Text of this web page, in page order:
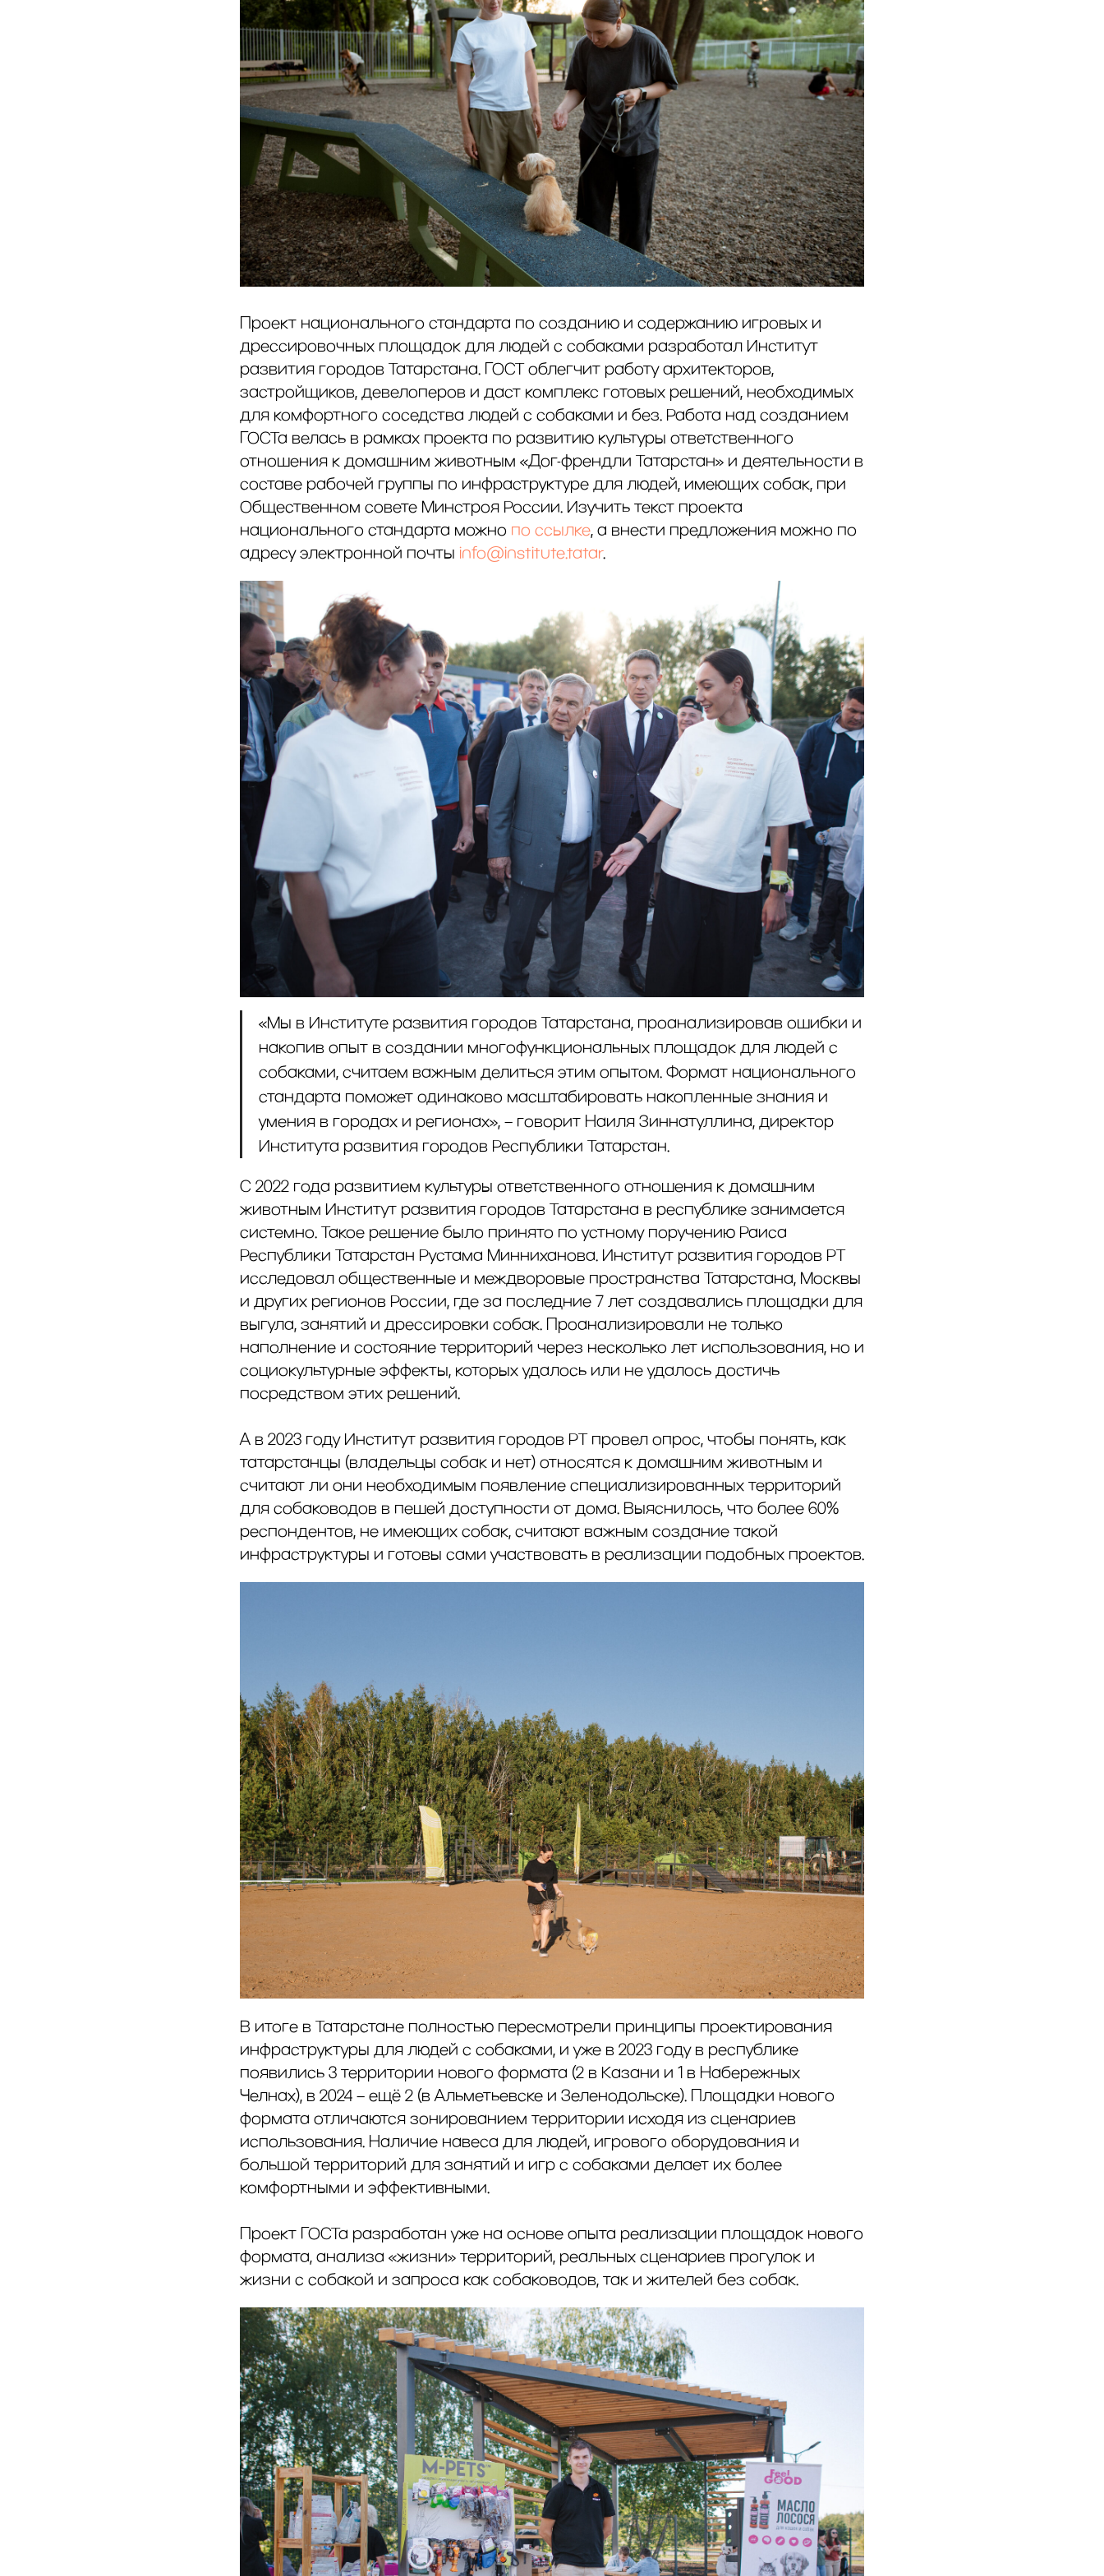
Проект национального стандарта по созданию и содержанию игровых и
дрессировочных площадок для людей с собаками разработал Институт
развития городов Татарстана. ГОСТ облегчит работу архитекторов,
застройщиков, девелоперов и даст комплекс готовых решений, необходимых
для комфортного соседства людей с собаками и без. Работа над созданием
ГОСТа велась в рамках проекта по развитию культуры ответственного
отношения к домашним животным «Дог-френдли Татарстан» и деятельности в
составе рабочей группы по инфраструктуре для людей, имеющих собак, при
Общественном совете Минстроя России. Изучить текст проекта
национального стандарта можно по ссылке, а внести предложения можно по
адресу электронной почты info@institute.tatar.
«Мы в Институте развития городов Татарстана, проанализировав ошибки и
накопив опыт в создании многофункциональных площадок для людей с
собаками, считаем важным делиться этим опытом. Формат национального
стандарта поможет одинаково масштабировать накопленные знания и
умения в городах и регионах», – говорит Наиля Зиннатуллина, директор
Института развития городов Республики Татарстан.
С 2022 года развитием культуры ответственного отношения к домашним
животным Институт развития городов Татарстана в республике занимается
системно. Такое решение было принято по устному поручению Раиса
Республики Татарстан Рустама Минниханова. Институт развития городов РТ
исследовал общественные и междворовые пространства Татарстана, Москвы
и других регионов России, где за последние 7 лет создавались площадки для
выгула, занятий и дрессировки собак. Проанализировали не только
наполнение и состояние территорий через несколько лет использования, но и
социокультурные эффекты, которых удалось или не удалось достичь
посредством этих решений.
А в 2023 году Институт развития городов РТ провел опрос, чтобы понять, как
татарстанцы (владельцы собак и нет) относятся к домашним животным и
считают ли они необходимым появление специализированных территорий
для собаководов в пешей доступности от дома. Выяснилось, что более 60%
респондентов, не имеющих собак, считают важным создание такой
инфраструктуры и готовы сами участвовать в реализации подобных проектов.
В итоге в Татарстане полностью пересмотрели принципы проектирования
инфраструктуры для людей с собаками, и уже в 2023 году в республике
появились 3 территории нового формата (2 в Казани и 1 в Набережных
Челнах), в 2024 – ещё 2 (в Альметьевске и Зеленодольске). Площадки нового
формата отличаются зонированием территории исходя из сценариев
использования. Наличие навеса для людей, игрового оборудования и
большой территорий для занятий и игр с собаками делает их более
комфортными и эффективными.
Проект ГОСТа разработан уже на основе опыта реализации площадок нового
формата, анализа «жизни» территорий, реальных сценариев прогулок и
жизни с собакой и запроса как собаководов, так и жителей без собак.